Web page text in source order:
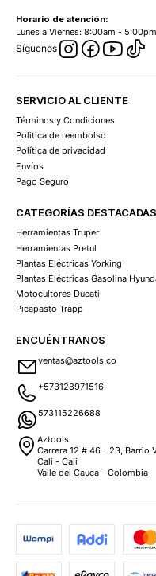
Horario de atención:
Lunes a Viernes: 8:00am -
Síguenos
SERVICIO AL CLIENTE
Términos y Condiciones
Politica de reembolso
Política de privacidad
Envíos
Pago Seguro
CATEGORÍAS DESTACADAS
Herramientas Truper
Herramientas Pretul
Plantas Eléctricas Yorking
Plantas Eléctricas Gasolina
Motocultores Ducati
Picapasto Trapp
ENCUÉNTRANOS
ventas@aztools.co
+573128971516
573115226688
Aztools
Carrera 12 # 46 - 23, Barrio
Cali - Cali
Valle del Cauca - Colombia